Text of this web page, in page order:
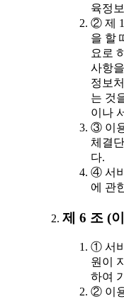
육정
② 제 1
을 할
요로
사항
정보
는 것
이나
③ 이
체결
다.
④ 서
에 관
제 6 조 (
① 서
원이
하여
② 이